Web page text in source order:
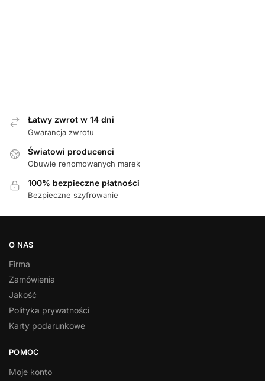
Łatwy zwrot w 14 dni
Gwarancja zwrotu
Światowi producenci
Obuwie renomowanych marek
100% bezpieczne płatności
Bezpieczne szyfrowanie
O NAS
Firma
Zamówienia
Jakość
Polityka prywatności
Karty podarunkowe
POMOC
Moje konto